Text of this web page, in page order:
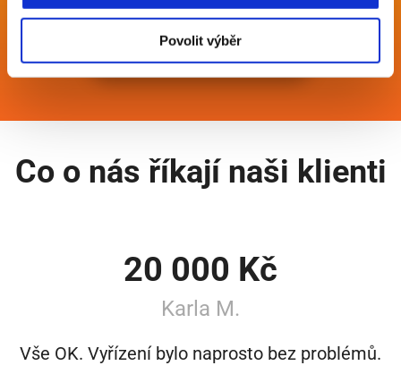
Povolit výběr
VYPLNIT FORMULÁŘ
Co o nás říkají naši klienti
20 000 Kč
Karla M.
Vše OK. Vyřízení bylo naprosto bez problémů.